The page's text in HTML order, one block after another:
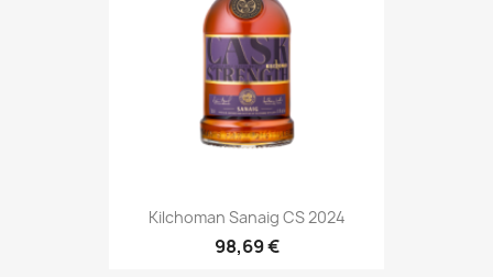
Kilchoman Sanaig CS 2024
98,69 €